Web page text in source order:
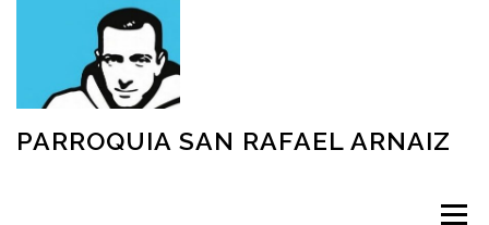
PARROQUIA SAN RAFAEL ARNAIZ
Menú